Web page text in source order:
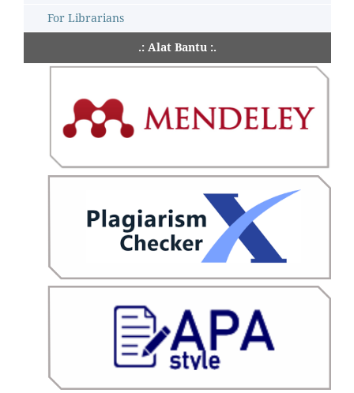
For Librarians
.: Alat Bantu :.